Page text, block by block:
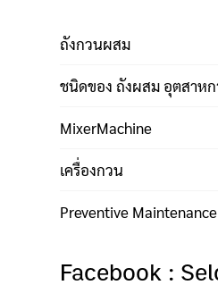
ถังกวนผสม
ชนิดของ ถังผสม อุตสาหก
MixerMachine
เครื่องกวน
Preventive
Facebook :